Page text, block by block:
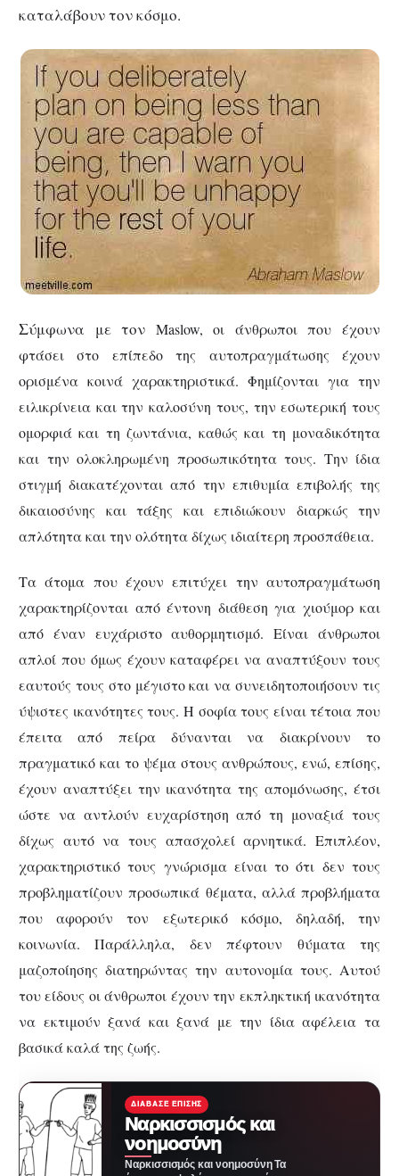
καταλάβουν τον κόσμο.
Σύμφωνα με τον Maslow,οι άνθρωποι που έχουν
φτάσει στο επίπεδο της αυτοπραγμάτωσης έχουν
ορισμένα κοινά χαρακτηριστικά. Φημίζονται για την
ειλικρίνεια και την καλοσύνη τους, την εσωτερική τους
ομορφιά και τη ζωντάνια, καθώς και τη μοναδικότητα
και την ολοκληρωμένη προσωπικότητα τους. Την ίδια
στιγμή διακατέχονται από την επιθυμία επιβολής της
δικαιοσύνης και τάξης και επιδιώκουν διαρκώς την
απλότητα και την ολότητα δίχως ιδιαίτερη προσπάθεια.
Τα άτομα που έχουν επιτύχει την αυτοπραγμάτωση
χαρακτηρίζονται από έντονη διάθεση για χιούμορ και
από έναν ευχάριστο αυθορμητισμό. Είναι άνθρωποι
απλοί που όμως έχουν καταφέρει να αναπτύξουν τους
εαυτούς τους στο μέγιστο και να συνειδητοποιήσουν τις
ύψιστες ικανότητες τους. Η σοφία τους είναι τέτοια που
έπειτα από πείρα δύνανται να διακρίνουν το
πραγματικό και το ψέμα στους ανθρώπους, ενώ, επίσης,
έχουν αναπτύξει την ικανότητα της απομόνωσης, έτσι
ώστε να αντλούν ευχαρίστηση από τη μοναξιά τους
δίχως αυτό να τους απασχολεί αρνητικά. Επιπλέον,
χαρακτηριστικό τους γνώρισμα είναι το ότι δεν τους
προβληματίζουν προσωπικά θέματα, αλλά προβλήματα
που αφορούν τον εξωτερικό κόσμο, δηλαδή, την
κοινωνία. Παράλληλα, δεν πέφτουν θύματα της
μαζοποίησης διατηρώντας την αυτονομία τους. Αυτού
του είδους οι άνθρωποι έχουν την εκπληκτική ικανότητα
να εκτιμούν ξανά και ξανά με την ίδια αφέλεια τα
βασικά καλά της ζωής.
ΔΙΆΒΑΣΕ ΕΠΊΣΗΣ
Nαρκισσισμός και
νοημοσύνη
Nαρκισσισμός και νοημοσύνη Τα